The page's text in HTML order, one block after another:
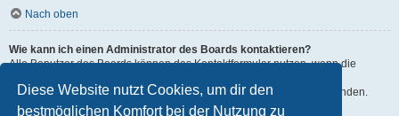
Diese Website nutzt Cookies, um dir den
bestmöglichen Komfort bei der Nutzung zu
Nach oben
Wie kann ich einen Administrator des Boards kontaktieren?
Alle Benutzer des Boards können das Kontaktformular nutzen, wenn die
Mitglieder des Boards können zusätzlich den Link „Das Team“ verwenden.